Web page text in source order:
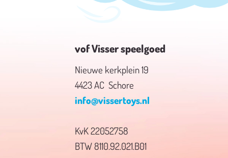
vof Visser speelgoed
Nieuwe kerkplein 19
4423 AC Schore
info@vissertoys.nl
KvK 22052758
BTW 8110.92.021.B01